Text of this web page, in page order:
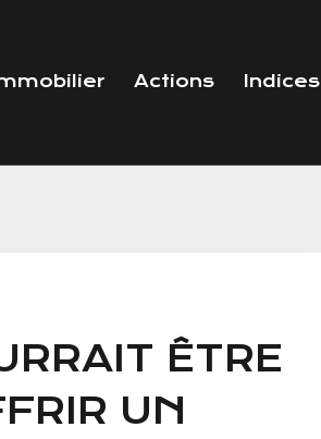
Actions Indices
ÊTRE
UN